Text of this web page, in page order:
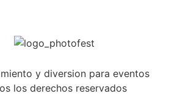
y diversion para eventos
los derechos reservados